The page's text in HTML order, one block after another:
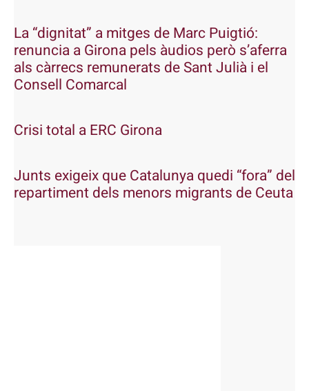
La “dignitat” a mitges de Marc Puigtió:
renuncia a Girona pels àudios però s’aferra
als càrrecs remunerats de Sant Julià i el
Consell Comarcal
Crisi total a ERC Girona
Junts exigeix que Catalunya quedi “fora” del
repartiment dels menors migrants de Ceuta